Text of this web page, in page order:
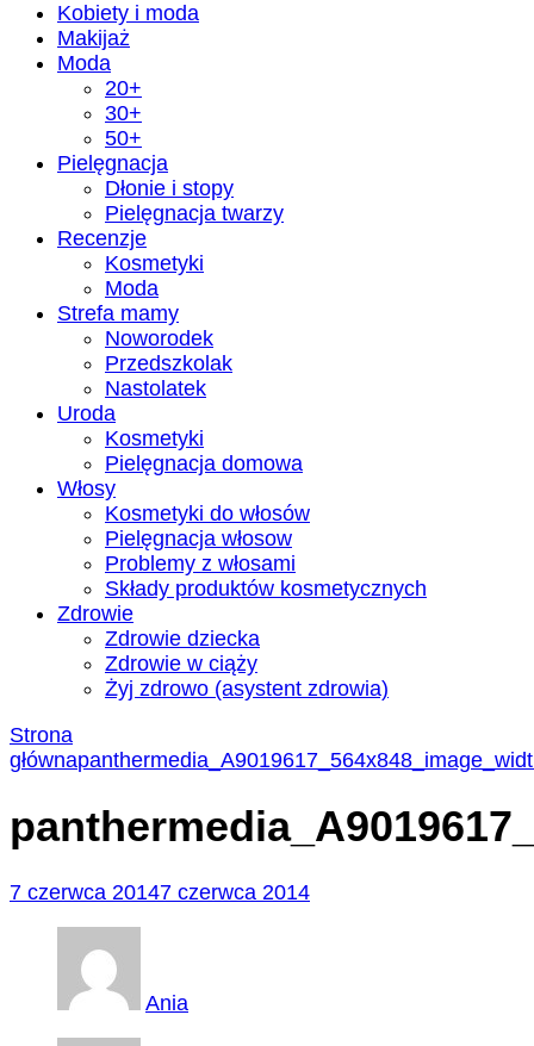
Kobiety i moda
Makijaż
Moda
20+
30+
50+
Pielęgnacja
Dłonie i stopy
Pielęgnacja twarzy
Recenzje
Kosmetyki
Moda
Strefa mamy
Noworodek
Przedszkolak
Nastolatek
Uroda
Kosmetyki
Pielęgnacja domowa
Włosy
Kosmetyki do włosów
Pielęgnacja włosow
Problemy z włosami
Składy produktów kosmetycznych
Zdrowie
Zdrowie dziecka
Zdrowie w ciąży
Żyj zdrowo (asystent zdrowia)
Strona
główna
7 czerwca 20147 czerwca 2014
Ania